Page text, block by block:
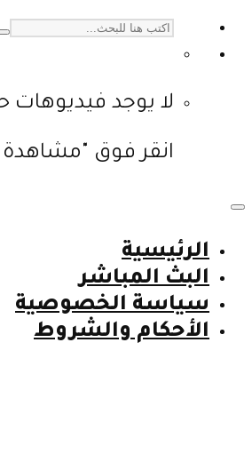
لا يوجد فيديوهات
انقر فوق "مشاهدة
الرئيسية
البث المباشر
سياسة الخصوصية
الأحكام والشروط